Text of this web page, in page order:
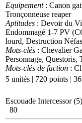
Equipement: Canon
Tronçonneuse reaper
Aptitudes : Devoir du
Endommagé 1-7 PV
lourd, Destruction
Mots-clés : Chevalier
Personnage, Questoris,
Mots-clés de faction :
5 unités | 720 points |
Escouade Intercessor (5)
80